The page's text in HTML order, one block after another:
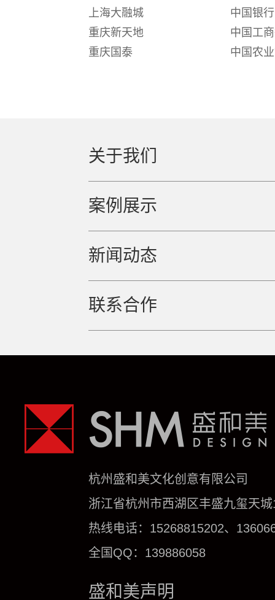
上海大融城
重庆新天地
重庆国泰
中国银行
中国工
中国农
关于我们
案例展示
新闻动态
联系合作
杭州盛和美文化创意有限公司
浙江省杭州市西湖区丰盛九玺天
热线电话：15268815202、
全国QQ：139886058
盛和美声明